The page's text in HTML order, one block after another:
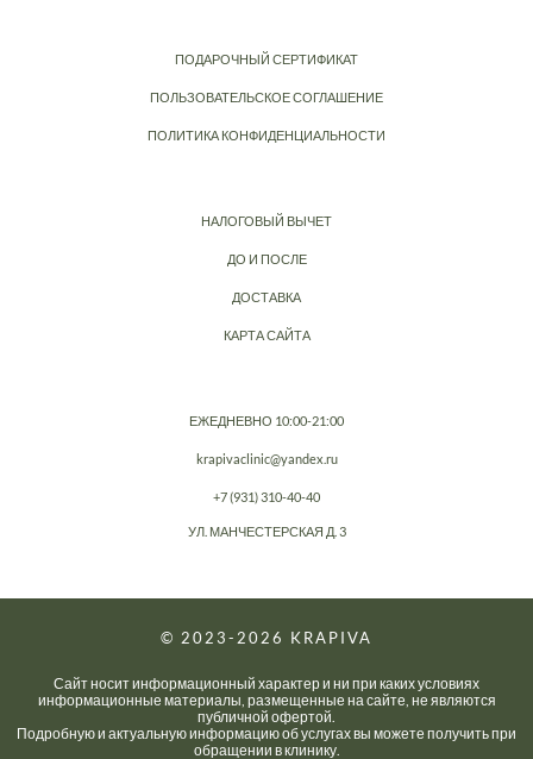
ПОДАРОЧНЫЙ СЕРТИФИКАТ
ПОЛЬЗОВАТЕЛЬСКОЕ СОГЛАШЕНИЕ
ПОЛИТИКА КОНФИДЕНЦИАЛЬНОСТИ
НАЛОГОВЫЙ ВЫЧЕТ
ДО И ПОСЛЕ
ДОСТАВКА
КАРТА САЙТА
ЕЖЕДНЕВНО 10:00-21:00
krapivaclinic@yandex.ru
+7 (931) 310-40-40
УЛ. МАНЧЕСТЕРСКАЯ Д. 3
© 2023-2026 KRAPIVA
Сайт носит информационный характер и ни при каких условиях
информационные материалы, размещенные на сайте, не являются
публичной офертой.
Подробную и актуальную информацию об услугах вы можете получить при
обращении в клинику.